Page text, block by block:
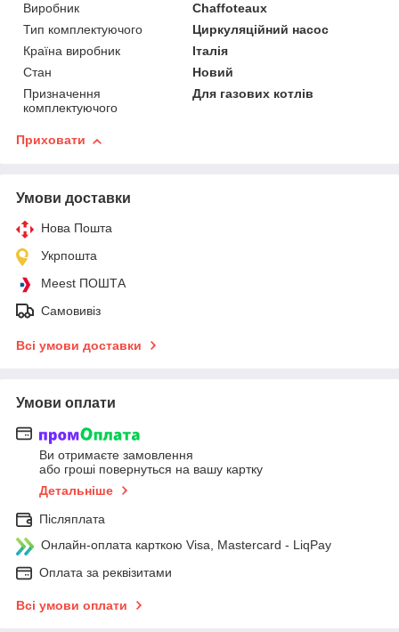
Виробник
Chaffoteaux
Тип комплектуючого
Циркуляційний насос
Країна виробник
Італія
Стан
Новий
Призначення
комплектуючого
Для газових котлів
Приховати
Умови доставки
Нова Пошта
Укрпошта
Meest ПОШТА
Самовивіз
Всі умови доставки
Умови оплати
Ви отримаєте замовлення
або гроші повернуться на вашу картку
Детальніше
Післяплата
Онлайн-оплата карткою Visa, Mastercard - LiqPay
Оплата за реквізитами
Всі умови оплати